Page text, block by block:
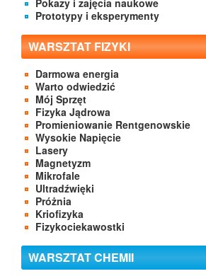
Prototypy i eksperymenty
WARSZTAT FIZYKI
Darmowa energia
Warto odwiedzić
Mój Sprzęt
Fizyka Jądrowa
Promieniowanie Rentgenowskie
Wysokie Napięcie
Lasery
Magnetyzm
Mikrofale
Ultradźwięki
Próżnia
Kriofizyka
Fizykociekawostki
WARSZTAT CHEMII